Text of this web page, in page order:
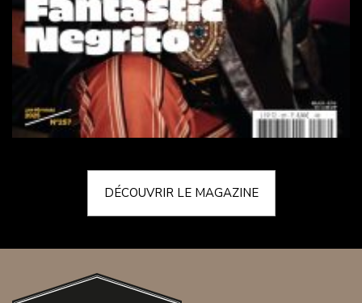
DÉCOUVRIR LE MAGAZINE